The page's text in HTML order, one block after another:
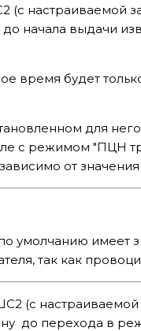
настраиваемой
начала выдачи
время будет
для
с режимом "ПЦН
от
умолчанию имеет
так как
(с
до перехода в